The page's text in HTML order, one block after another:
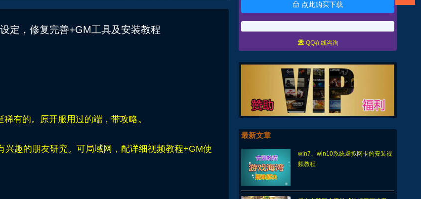
定，修复完善+GM工具及安装教程
有的。原开服用过的端，带攻略。
趣的朋友研究。可局域网，配详细视频教程+GM使
 点此购买下载
 QQ在线咨询
最新文章
win7、win10系统虚拟网卡的安装视
频教程